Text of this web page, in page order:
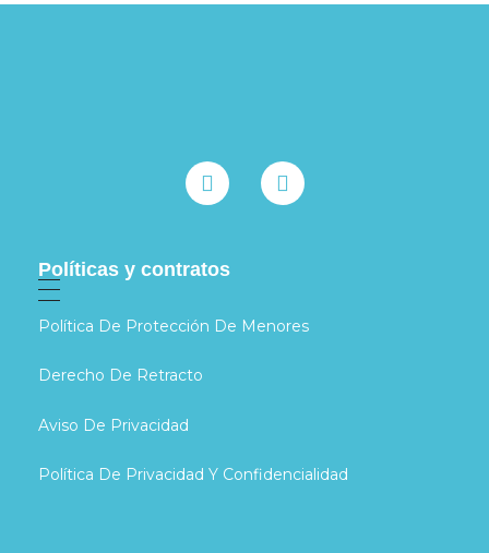
Políticas y contratos
Política De Protección De Menores
Derecho De Retracto
Aviso De Privacidad
Política De Privacidad Y Confidencialidad